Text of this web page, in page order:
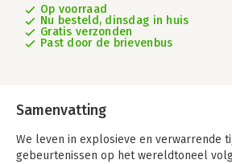
Op voorraad
Nu besteld, dinsdag in huis
Gratis verzonden
Past door de brievenbus
Samenvatting
We leven in explosieve en verwarrende
gebeurtenissen op het wereldtoneel